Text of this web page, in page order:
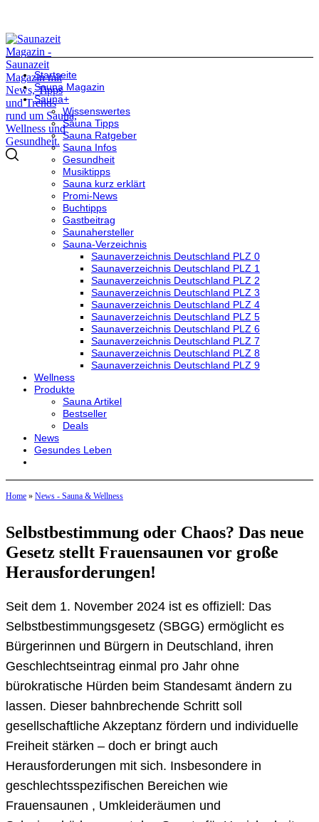
Startseite
Sauna Magazin
Sauna+
Wissenswertes
Sauna Tipps
Sauna Ratgeber
Sauna Infos
Gesundheit
Musiktipps
Sauna kurz erklärt
Promi-News
Buchtipps
Gastbeitrag
Saunahersteller
Sauna-Verzeichnis
Saunaverzeichnis Deutschland PLZ 0
Saunaverzeichnis Deutschland PLZ 1
Saunaverzeichnis Deutschland PLZ 2
Saunaverzeichnis Deutschland PLZ 3
Saunaverzeichnis Deutschland PLZ 4
Saunaverzeichnis Deutschland PLZ 5
Saunaverzeichnis Deutschland PLZ 6
Saunaverzeichnis Deutschland PLZ 7
Saunaverzeichnis Deutschland PLZ 8
Saunaverzeichnis Deutschland PLZ 9
Wellness
Produkte
Sauna Artikel
Bestseller
Deals
News
Gesundes Leben
Home » News - Sauna & Wellness
Selbstbestimmung oder Chaos? Das neue
Gesetz stellt Frauensaunen vor große
Herausforderungen!
Seit dem 1. November 2024 ist es offiziell: Das
Selbstbestimmungsgesetz (SBGG) ermöglicht es
Bürgerinnen und Bürgern in Deutschland, ihren
Geschlechtseintrag einmal pro Jahr ohne
bürokratische Hürden beim Standesamt ändern zu
lassen. Dieser bahnbrechende Schritt soll
gesellschaftliche Akzeptanz fördern und individuelle
Freiheit stärken – doch er bringt auch
Herausforderungen mit sich. Insbesondere in
geschlechtsspezifischen Bereichen wie
Frauensaunen , Umkleideräumen und